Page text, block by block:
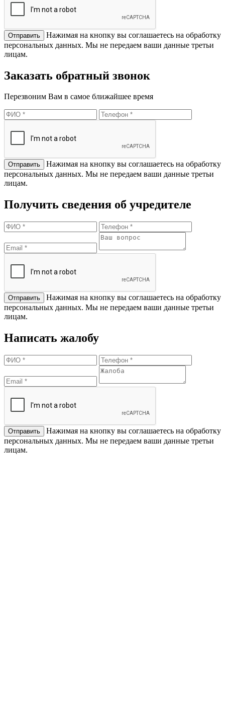
Нажимая на кнопку вы соглашаетесь на обработку
персональных данных. Мы не передаем ваши данные третьи
лицам.
Заказать обратный звонок
Перезвоним Вам в самое ближайшее время
Нажимая на кнопку вы соглашаетесь на обработку
персональных данных. Мы не передаем ваши данные третьи
лицам.
Получить сведения об учредителе
Нажимая на кнопку вы соглашаетесь на обработку
персональных данных. Мы не передаем ваши данные третьи
лицам.
Написать жалобу
Нажимая на кнопку вы соглашаетесь на обработку
персональных данных. Мы не передаем ваши данные третьи
лицам.